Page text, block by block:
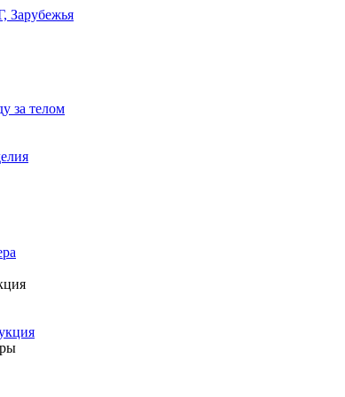
за телом